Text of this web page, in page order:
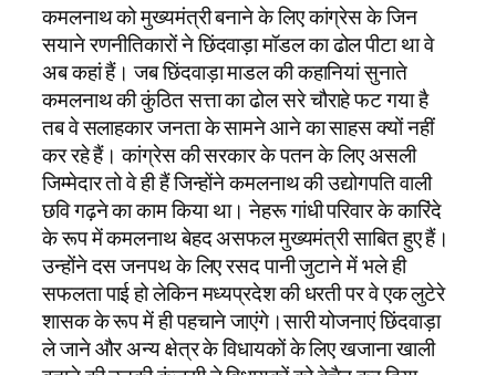
कमलनाथ को मुख्यमंत्री बनाने के लिए कांग्रेस के जिन
सयाने रणनीतिकारों ने छिंदवाड़ा मॉडल का ढोल पीटा था वे
अब कहां हैं। जब छिंदवाड़ा माडल की कहानियां सुनाते
कमलनाथ की कुंठित सत्ता का ढोल सरे चौराहे फट गया है
तब वे सलाहकार जनता के सामने आने का साहस क्यों नहीं
कर रहे हैं। कांग्रेस की सरकार के पतन के लिए असली
जिम्मेदार तो वे ही हैं जिन्होंने कमलनाथ की उद्योगपति वाली
छवि गढ़ने का काम किया था। नेहरू गांधी परिवार के कारिंदे
के रूप में कमलनाथ बेहद असफल मुख्यमंत्री साबित हुए हैं।
उन्होंने दस जनपथ के लिए रसद पानी जुटाने में भले ही
सफलता पाई हो लेकिन मध्यप्रदेश की धरती पर वे एक लुटेरे
शासक के रूप में ही पहचाने जाएंगे।सारी योजनाएं छिंदवाड़ा
ले जाने और अन्य क्षेत्र के विधायकों के लिए खजाना खाली